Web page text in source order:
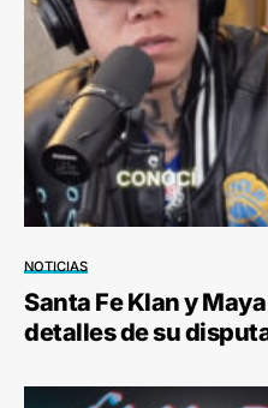
NOTICIAS
Santa Fe Klan y
detalles de su